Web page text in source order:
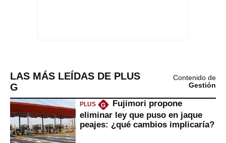
LAS MÁS LEÍDAS DE PLUS
G
Contenido de
Gestión
PLUS G
Fujimori propone
eliminar ley que puso en jaque
peajes: ¿qué cambios implicaría?